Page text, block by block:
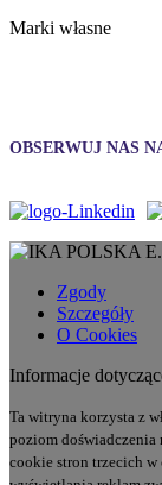
Marki własne
OBSERWUJ NAS
Zgody
Szczegóły
O Cookies
Informacje
Ta witryna korzysta z
poziom
cookie stron trzecich w